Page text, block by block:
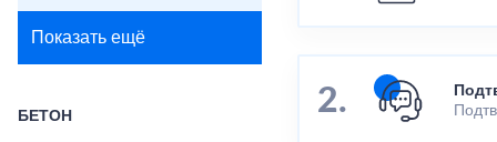
Показать ещё
БЕТОН